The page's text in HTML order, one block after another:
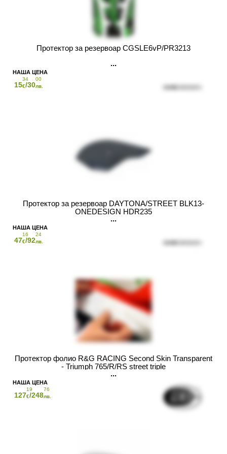
Протектор за резервоар CGSLE6vP/PR3213
15
34
€/30
00
лв.
Протектор за резервоар DAYTONA/STREET BLK13-
ONEDESIGN HDR235
47
16
€/92
24
лв.
Протектор фолио R&G RACING Second Skin Transparent
- Triumph 765/R/RS street triple
127
19
€/248
76
лв.